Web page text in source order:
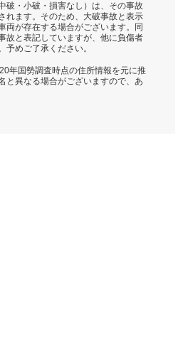
破・小破・損害なし）は、その事故
れます。そのため、大破事故と表示
両が存在する場合がございます。同
故と表記していますが、他に負傷者
予めご了承ください。
年国勢調査時点の住所情報を元に推
と異なる場合がございますので、あ